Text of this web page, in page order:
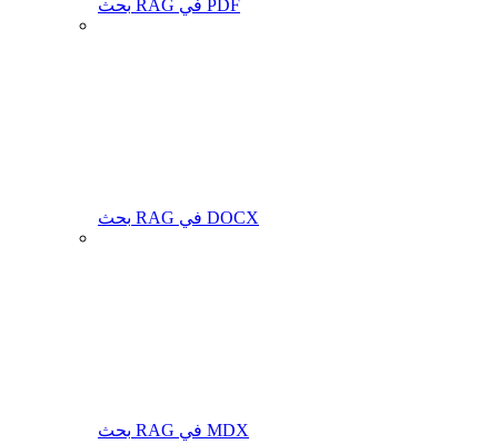
بحث RAG في PDF
بحث RAG في DOCX
بحث RAG في MDX